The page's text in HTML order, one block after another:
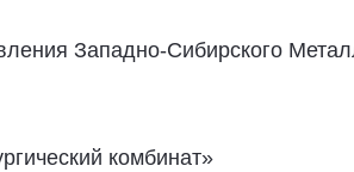
Западно-Сибирского
комбинат»